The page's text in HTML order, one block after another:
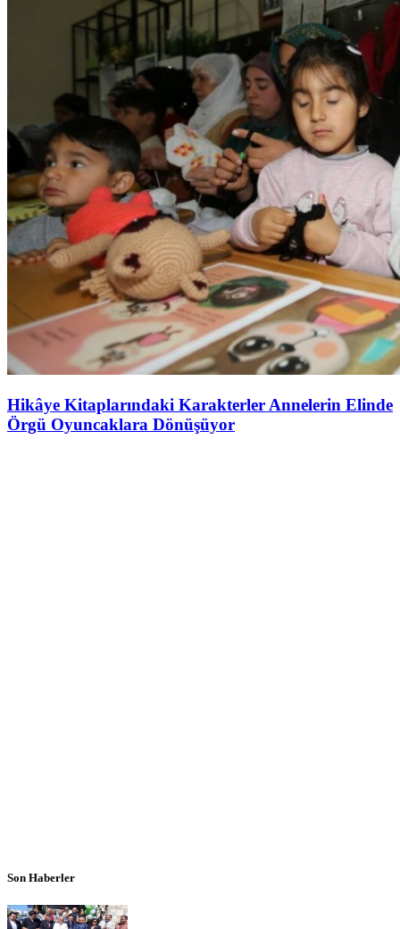
Hikâye Kitaplarındaki Karakterler Annelerin Elinde
Örgü Oyuncaklara Dönüşüyor
Son Haberler